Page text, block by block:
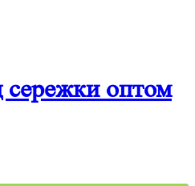
сережки оптом